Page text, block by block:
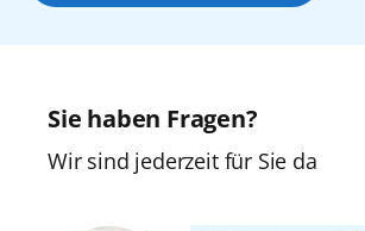
Sie haben Fragen?
Wir sind jederzeit für Sie da